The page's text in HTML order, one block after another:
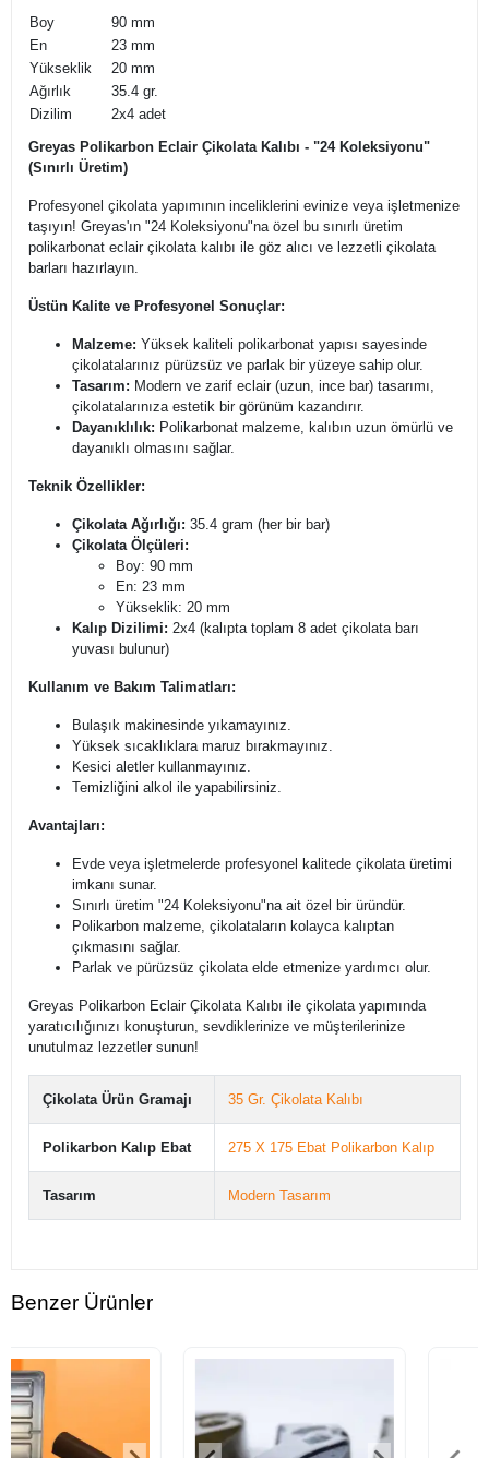
Boy
90 mm
En
23 mm
Yükseklik
20 mm
Ağırlık
35.4 gr.
Dizilim
2x4 adet
Greyas Polikarbon Eclair Çikolata Kalıbı - "24 Koleksiyonu"
(Sınırlı Üretim)
Profesyonel çikolata yapımının inceliklerini evinize veya işletmenize
taşıyın! Greyas'ın "24 Koleksiyonu"na özel bu sınırlı üretim
polikarbonat eclair çikolata kalıbı ile göz alıcı ve lezzetli çikolata
barları hazırlayın.
Üstün Kalite ve Profesyonel Sonuçlar:
Malzeme: Yüksek kaliteli polikarbonat yapısı sayesinde
çikolatalarınız pürüzsüz ve parlak bir yüzeye sahip olur.
Tasarım: Modern ve zarif eclair (uzun, ince bar) tasarımı,
çikolatalarınıza estetik bir görünüm kazandırır.
Dayanıklılık: Polikarbonat malzeme, kalıbın uzun ömürlü ve
dayanıklı olmasını sağlar.
Teknik Özellikler:
Çikolata Ağırlığı: 35.4 gram (her bir bar)
Çikolata Ölçüleri:
Boy: 90 mm
En: 23 mm
Yükseklik: 20 mm
Kalıp Dizilimi: 2x4 (kalıpta toplam 8 adet çikolata barı
yuvası bulunur)
Kullanım ve Bakım Talimatları:
Bulaşık makinesinde yıkamayınız.
Yüksek sıcaklıklara maruz bırakmayınız.
Kesici aletler kullanmayınız.
Temizliğini alkol ile yapabilirsiniz.
Avantajları:
Evde veya işletmelerde profesyonel kalitede çikolata üretimi
imkanı sunar.
Sınırlı üretim "24 Koleksiyonu"na ait özel bir üründür.
Polikarbon malzeme, çikolataların kolayca kalıptan
çıkmasını sağlar.
Parlak ve pürüzsüz çikolata elde etmenize yardımcı olur.
Greyas Polikarbon Eclair Çikolata Kalıbı ile çikolata yapımında
yaratıcılığınızı konuşturun, sevdiklerinize ve müşterilerinize
unutulmaz lezzetler sunun!
Çikolata Ürün Gramajı 35 Gr. Çikolata Kalıbı
Polikarbon Kalıp Ebat 275 X 175 Ebat Polikarbon Kalıp
Tasarım Modern Tasarım
Benzer Ürünler